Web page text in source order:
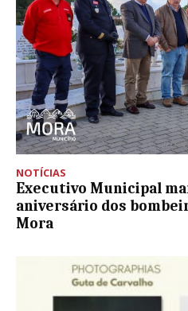
NOTÍCIAS
Executivo Municipal
aniversário dos
Mora